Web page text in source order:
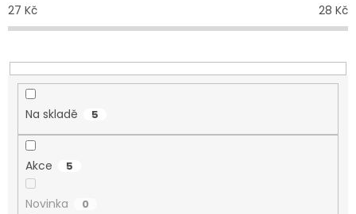
k
t
27 Kč 28 Kč
Na skladě 5
Akce 5
Novinka 0